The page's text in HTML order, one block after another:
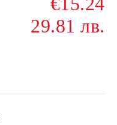
29.81 лв.